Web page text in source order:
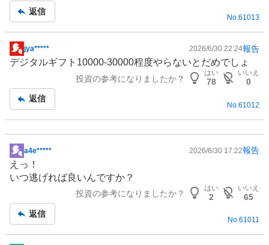
返信
No.61013
掲
示
事
jya***** 2026/6/30 22:24報告
デジタルギフト10000-30000程度やらないとだめでしょ
投資の参考になりましたか？
はい
78
いいえ
0
返信
No. 61012
掲
示
板
a4e***** 2026/6/30 17:22報告
えっ！
いつ逃げれば良いんですか？
投資の参考になりましたか？
はい
2
いいえ
65
返信
No.61011